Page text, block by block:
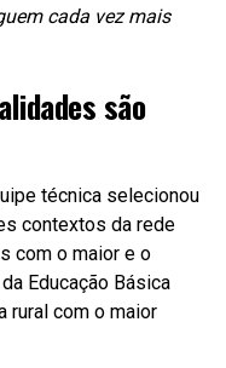
cada vez mais
são
técnica selecionou
contextos da rede
com o maior e o
Educação Básica
rural com o maior